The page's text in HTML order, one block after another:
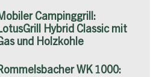
Campinggrill:
Hybrid Classic mit
und Holzkohle
WK 1000: